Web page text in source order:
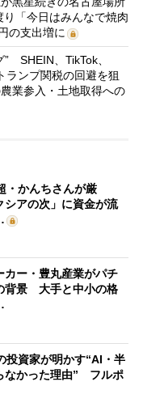
「今日はみんなで焼肉
の支出増に
SHEIN、TikTok、
ンプ関税の回避を狙
業参入・土地取得への
・かんちさんが厳
シアの次」に資金が流
カー・豊丸産業がパチ
背景 大手と中小の格
投資家が明かす“AI・半
なかった理由” フルポ